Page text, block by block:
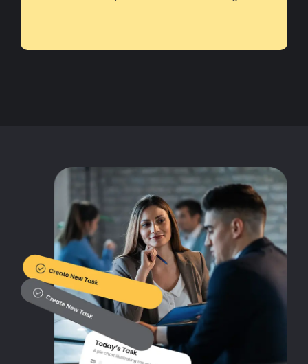
operações e eliminamos processos manuais.